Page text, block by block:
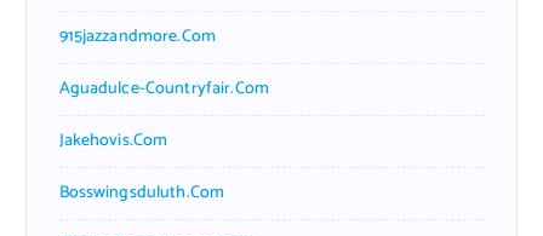
915jazzandmore.com
Aguadulce-Countryfair.com
Jakehovis.com
Bosswingsduluth.com